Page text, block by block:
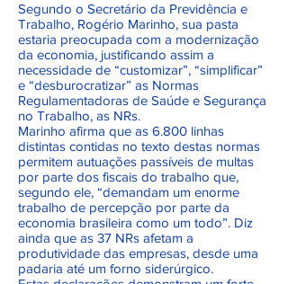
Segundo o Secretário da Previdência e
Trabalho, Rogério Marinho, sua pasta
estaria preocupada com a modernização
da economia, justificando assim a
necessidade de “customizar”, “simplificar”
e “desburocratizar” as Normas
Regulamentadoras de Saúde e Segurança
no Trabalho, as NRs.
Marinho afirma que as 6.800 linhas
distintas contidas no texto destas normas
permitem autuações passíveis de multas
por parte dos fiscais do trabalho que,
segundo ele, “demandam um enorme
trabalho de percepção por parte da
economia brasileira como um todo”. Diz
ainda que as 37 NRs afetam a
produtividade das empresas, desde uma
padaria até um forno siderúrgico.